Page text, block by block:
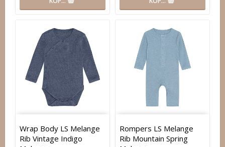
Wrap Body LS Melange
Rib Vintage Indigo
Rompers LS Melange
Rib Mountain Spring